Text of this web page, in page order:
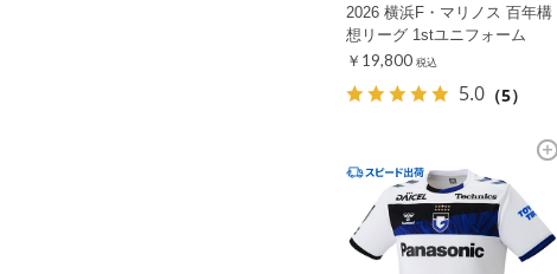
2026 横浜F・マリノス 百年構
想リーグ 1stユニフォーム
￥19,800 税込
5.0 （5）